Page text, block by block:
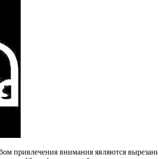
внимания являются